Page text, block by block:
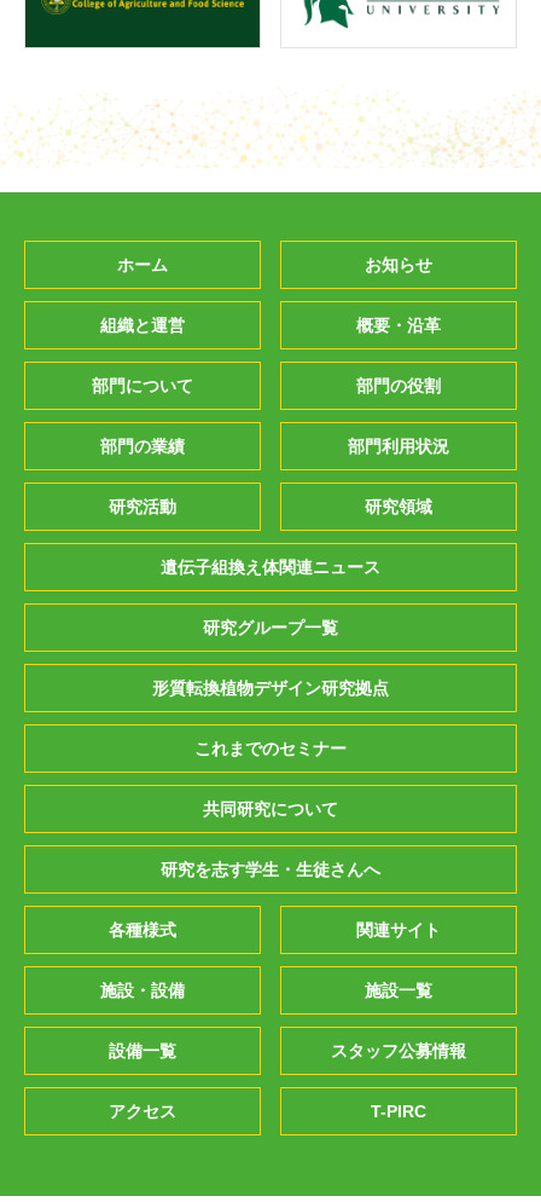
ホーム お知らせ
組織と運営 概要・沿革
部門について 部門の役割
部門の業績 部門利用状況
研究活動 研究領域
遺伝子組換え体関連ニュース
研究グループ一覧
形質転換植物デザイン研究拠点
これまでのセミナー
共同研究について
研究を志す学生・生徒さんへ
各種様式 関連サイト
施設・設備 施設一覧
設備一覧 スタッフ公募情報
アクセス T-PIRC